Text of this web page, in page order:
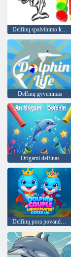
Delfinų spalvinimo knyga
Delfinų gyvenimas
Origami delfinas
Delfinų pora povandeninė apranga